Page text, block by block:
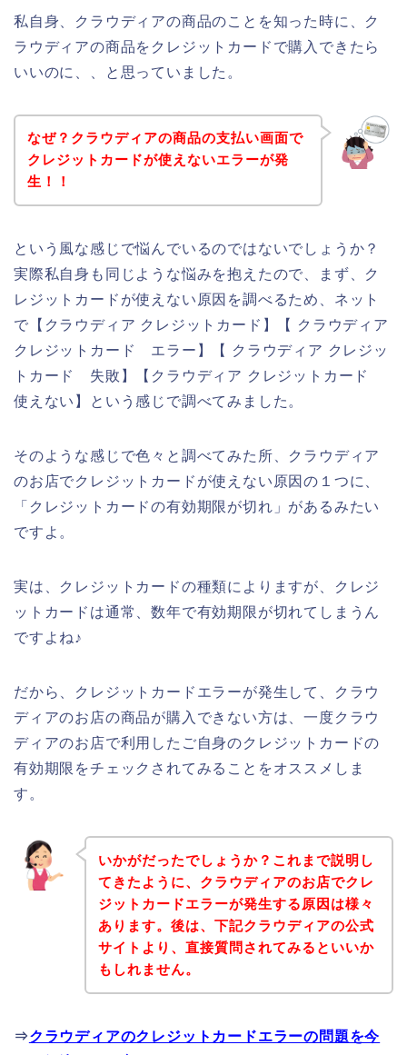
私自身、クラウディアの商品のことを知った時に、ク
ラウディアの商品をクレジットカードで購入できたら
いいのに、、と思っていました。
なぜ？クラウディアの商品の支払い画面で
クレジットカードが使えないエラーが発
生！！
という風な感じで悩んでいるのではないでしょうか？
実際私自身も同じような悩みを抱えたので、まず、ク
レジットカードが使えない原因を調べるため、ネット
で【クラウディア クレジットカード】【 クラウディア
クレジットカード エラー】【 クラウディア クレジッ
トカード 失敗】【クラウディア クレジットカード
使えない】という感じで調べてみました。
そのような感じで色々と調べてみた所、クラウディア
のお店でクレジットカードが使えない原因の１つに、
「クレジットカードの有効期限が切れ」があるみたい
ですよ。
実は、クレジットカードの種類によりますが、クレジ
ットカードは通常、数年で有効期限が切れてしまうん
ですよね♪
だから、クレジットカードエラーが発生して、クラウ
ディアのお店の商品が購入できない方は、一度クラウ
ディアのお店で利用したご自身のクレジットカードの
有効期限をチェックされてみることをオススメしま
す。
いかがだったでしょうか？これまで説明し
てきたように、クラウディアのお店でクレ
ジットカードエラーが発生する原因は様々
あります。後は、下記クラウディアの公式
サイトより、直接質問されてみるといいか
もしれません。
⇒クラウディアのクレジットカードエラーの問題を今